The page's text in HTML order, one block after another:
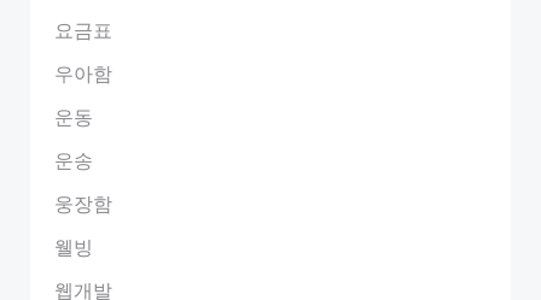
요금표
우아함
운동
운송
웅장함
웰빙
웹개발